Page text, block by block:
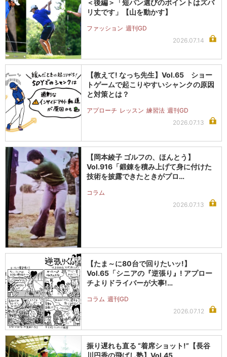
＜後編＞「短パン選びのポイントはズバ
リ丈です」【山を動かす】
ファッション 週刊GD
2026.07.14
【教えて! なっち先生】Vol.65 ショー
トゲームで起こりやすいシャンクの原因
と対策とは？
アプローチ レッスン 練習法 週刊GD
2026.07.13
【岡本綾子 ゴルフの、ほんとう】
Vol.916「鍛錬を積み上げて身に付けた
技術を披露できたときがプロ…
コラム
2026.07.13
【たま～に80台で回りたいッ!】
Vol.65「シニアの『逆張り』! アプロー
チよりドライバーが大事!…
コラム 週刊GD
2026.07.12
振り遅れも直る “着席ショット!”【長谷